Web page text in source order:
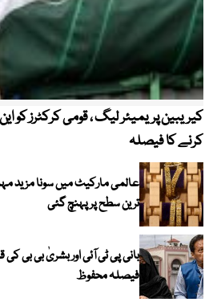
کرنے کا فیصلہ
ترین سطح پر پہنچ گئی
بانی پی ٹی آئی اور بشریٰ بی بی
فیصلہ محفوظ